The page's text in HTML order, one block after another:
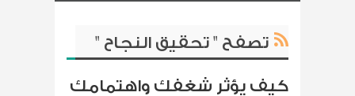
تصفح " تحقيق النجاح "
كيف يؤثر شغفك واهتمامك